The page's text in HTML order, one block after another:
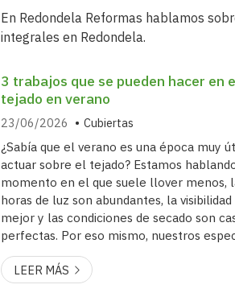
En Redondela Reformas hablamos
integrales en Redondela.
3 trabajos que se pueden hacer en
tejado en verano
23/06/2026 Cubiertas
¿Sabía que el verano es una época muy
actuar sobre el tejado? Estamos
momento en el que suele llover menos,
horas de luz son abundantes, la visibilidad
mejor y las condiciones de secado son
perfectas. Por eso mismo, nuestros
en cubiertas en Redondela trabajan
especialmente en épocas estivales, sobre
la hora de ejecutar estos tres trabajos tan
LEER MÁS